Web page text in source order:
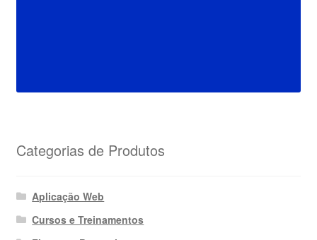
Categorias de Produtos
Aplicação Web
Cursos e Treinamentos